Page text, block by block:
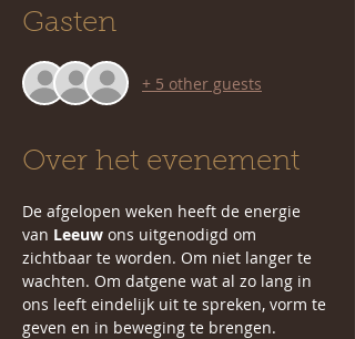
Gasten
+ 5 other guests
Over het evenement
De afgelopen weken heeft de energie
van Leeuw ons uitgenodigd om
zichtbaar te worden. Om niet langer te
wachten. Om datgene wat al zo lang in
ons leeft eindelijk uit te spreken, vorm te
geven en in beweging te brengen.